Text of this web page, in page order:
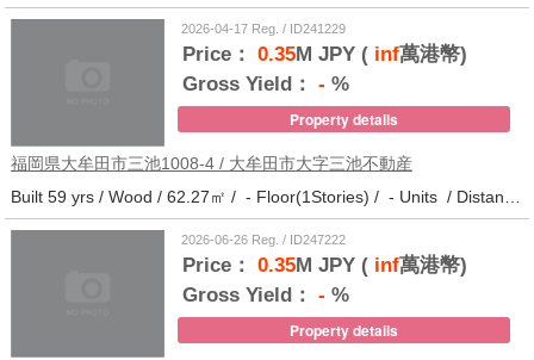
2026-04-17 Reg. / ID241229
Price： 0.35M JPY (inf萬港幣)
Gross Yield： - %
Property details
福岡県大牟田市三池1008-4 / 大牟田市大字三池不動産
2026-06-26 Reg. / ID247222
Price： 0.35M JPY (inf萬港幣)
Gross Yield： - %
Property details